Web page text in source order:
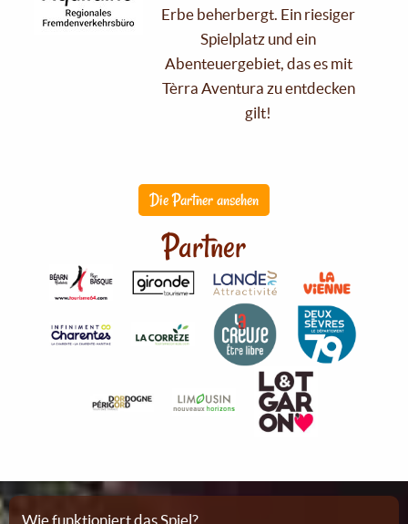
Erbe beherbergt. Ein riesiger
Spielplatz und ein
Abenteuergebiet, das es mit
Tèrra Aventura zu entdecken
gilt!
Die Partner ansehen
Partner
Wie funktioniert das Spiel?